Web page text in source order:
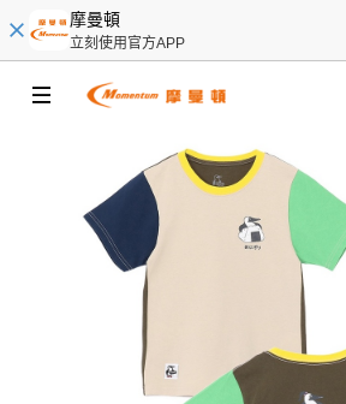
摩曼頓
立刻使用官方APP